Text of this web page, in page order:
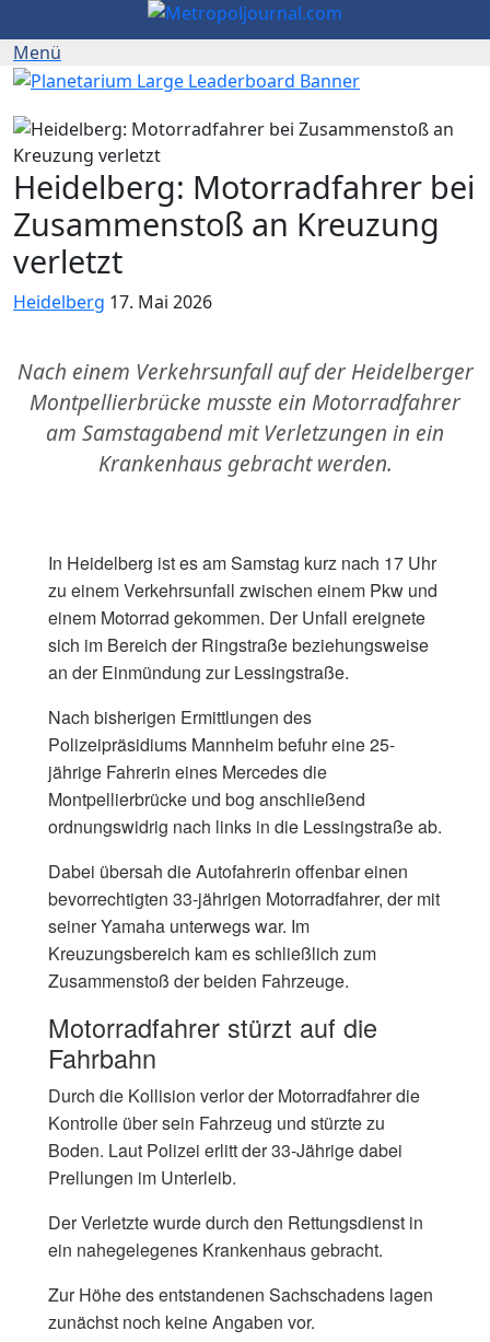
Heidelberg: Motorradfahrer bei
Zusammenstoß an Kreuzung
verletzt
Heidelberg 17. Mai 2026
Nach einem Verkehrsunfall auf der Heidelberger
Montpellierbrücke musste ein Motorradfahrer
am Samstagabend mit Verletzungen in ein
Krankenhaus gebracht werden.
In Heidelberg ist es am Samstag kurz nach 17 Uhr
zu einem Verkehrsunfall zwischen einem Pkw und
einem Motorrad gekommen. Der Unfall ereignete
sich im Bereich der Ringstraße beziehungsweise
an der Einmündung zur Lessingstraße.
Nach bisherigen Ermittlungen des
Polizeipräsidiums Mannheim befuhr eine 25-
jährige Fahrerin eines Mercedes die
Montpellierbrücke und bog anschließend
ordnungswidrig nach links in die Lessingstraße ab.
Dabei übersah die Autofahrerin offenbar einen
bevorrechtigten 33-jährigen Motorradfahrer, der mit
seiner Yamaha unterwegs war. Im
Kreuzungsbereich kam es schließlich zum
Zusammenstoß der beiden Fahrzeuge.
Motorradfahrer stürzt auf die
Fahrbahn
Durch die Kollision verlor der Motorradfahrer die
Kontrolle über sein Fahrzeug und stürzte zu
Boden. Laut Polizei erlitt der 33-Jährige dabei
Prellungen im Unterleib.
Der Verletzte wurde durch den Rettungsdienst in
ein nahegelegenes Krankenhaus gebracht.
Zur Höhe des entstandenen Sachschadens lagen
zunächst noch keine Angaben vor.